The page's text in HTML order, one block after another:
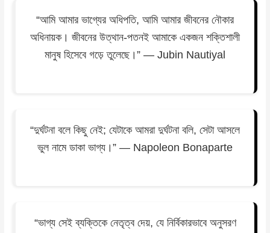
“আমি আমার ভাগ্যের অধিপতি, আমি আমার জীবনের নৌকার
অধিনায়ক। জীবনের উত্থান-পতনই আমাকে একজন শক্তিশালী
মানুষ হিসেবে গড়ে তুলেছে।” — Jubin Nautiyal
“দুর্ঘটনা বলে কিছু নেই; যেটাকে আমরা দুর্ঘটনা বলি, সেটা আসলে
ভুল নামে ডাকা ভাগ্য।” — Napoleon Bonaparte
“ভাগ্য সেই ব্যক্তিকে নেতৃত্ব দেয়, যে নির্বিকারভাবে অনুসরণ